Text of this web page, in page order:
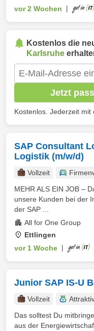
vor 2 Wochen
Kostenlos die
Karlsruhe
Jetzt
Kostenlos. Jederzeit mit
SAP Consultant
Logistik (m/w/d)
Vollzeit
MEHR ALS EIN JOB –
unsere Kunden bei der
der SAP ...
All for One Group
Ettlingen
vor 1 Woche
Junior SAP IS-U
Vollzeit
Das solltest Du
aus der